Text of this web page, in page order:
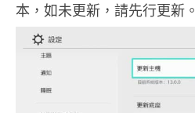
本，如未更新，請先行更新。